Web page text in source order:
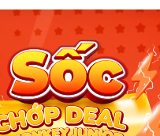
Chia sẻ ngay